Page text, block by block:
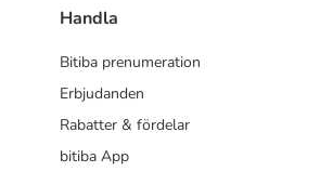
Handla
Bitiba prenumeration
Erbjudanden
Rabatter & fördelar
bitiba App